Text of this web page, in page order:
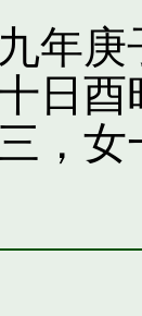
年
日
，女